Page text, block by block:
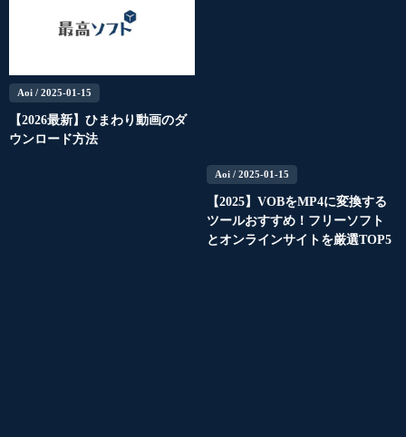
Aoi / 2025-01-15
【2026最新】ひまわり動画のダ
ウンロード方法
Aoi/ 2025-01-15
【2025】VOBをMP4に変換する
ツールおすすめ！フリーソフト
とオンラインサイトを厳選TOP5